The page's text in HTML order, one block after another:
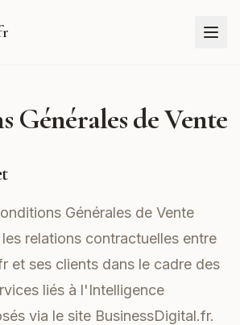
Générales de Vente
Générales de Vente
relations contractuelles entre
et ses clients dans le cadre des
liés à l'Intelligence
via le site BusinessDigital.fr.